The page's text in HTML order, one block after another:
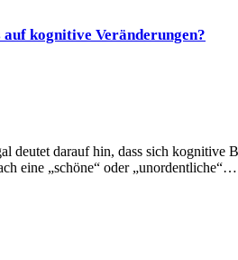
kognitive Veränderungen?
deutet darauf hin, dass sich
eine „schöne“ oder „unordentliche“…